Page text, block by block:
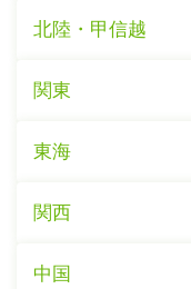
北陸・甲信越
関東
東海
関西
中国